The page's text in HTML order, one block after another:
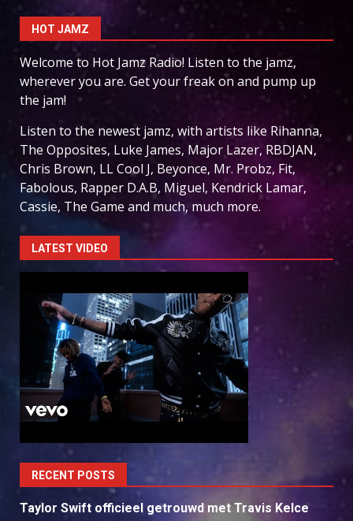
HOT JAMZ
Welcome to Hot Jamz Radio! Listen to the jamz,
wherever you are. Get your freak on and pump up
the jam!
Listen to the newest jamz, with artists like Rihanna,
The Opposites, Luke James, Major Lazer, RBDJAN,
Chris Brown, LL Cool J, Beyonce, Mr. Probz, Fit,
Fabolous, Rapper D.A.B, Miguel, Kendrick Lamar,
Cassie, The Game and much, much more.
LATEST VIDEO
RECENT POSTS
Taylor Swift officieel getrouwd met Travis Kelce